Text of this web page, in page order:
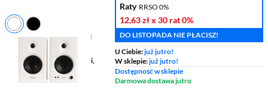
Typ zestawu 2.0 - 2 głośniki
Moc zestawu RMS 42 W
Funkcje
regulacja głośności,
zintegrowany wzmacniacz
Raty RRSO 0%
12,63 złx 30 rat0%
DO LISTOPADA NIE PŁACISZ!
U Ciebie:już jutro!
W sklepie:już jutro!
Dostępność w sklepie
Darmowa dostawa jutro